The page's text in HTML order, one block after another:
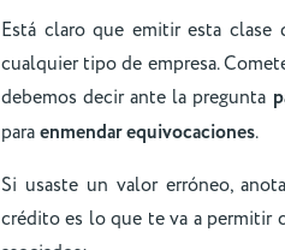
Está claro que emitir esta
cualquier tipo de empresa.
debemos decir ante la pregunta
paraenmendar equivocaciones.
Si usaste un valor erróneo,
crédito es lo que te va a permitir